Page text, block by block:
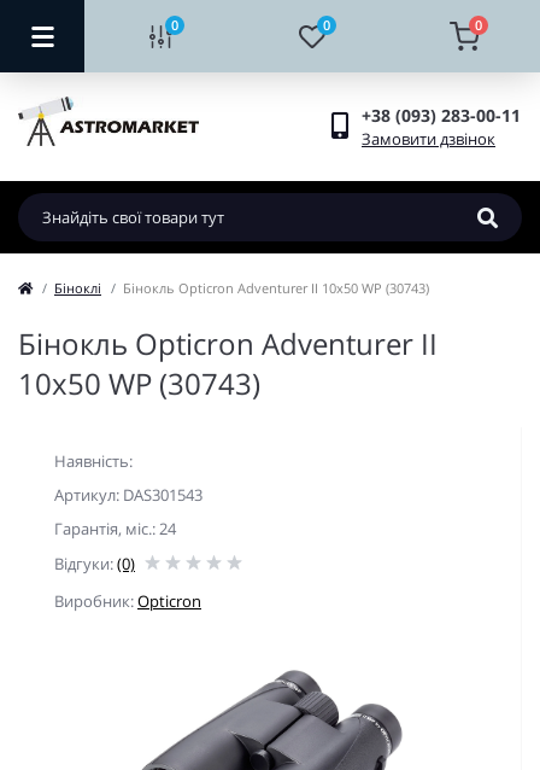
0 0 0
+38 (093) 283-00-11
Замовити дзвінок
Біноклі Бінокль Opticron Adventurer II 10x50 WP (30743)
Бінокль Opticron Adventurer II
10x50 WP (30743)
Наявність:
Артикул: DAS301543
Гарантiя, мic.: 24
Відгуки:(0)
Виробник:Opticron